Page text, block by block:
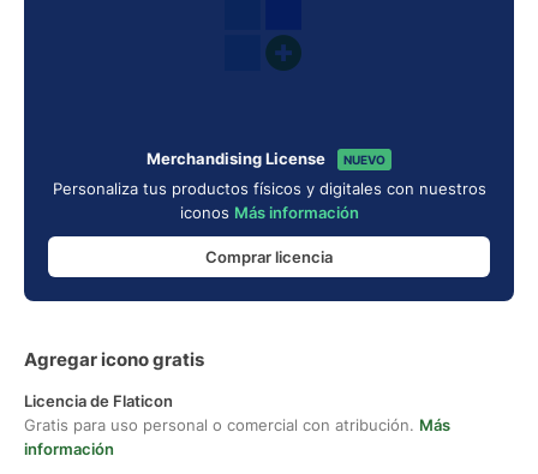
Merchandising License NUEVO
Personaliza tus productos físicos y digitales con nuestros
iconos Más información
Comprar licencia
Agregar icono gratis
Licencia de Flaticon
Gratis para uso personal o comercial con atribución. Más
información